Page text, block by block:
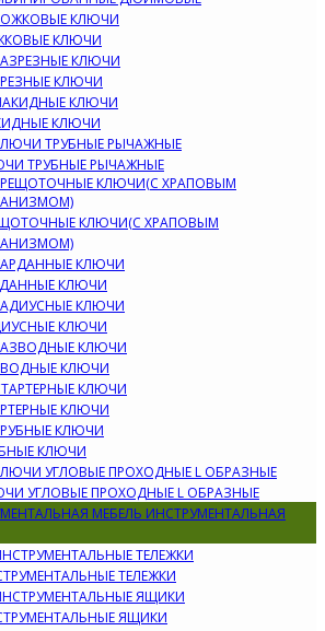
КЛЮЧИ
КЛЮЧИ
КЛЮЧИ
ТРУБНЫЕ РЫЧАЖНЫЕ
КЛЮЧИ(С ХРАПОВЫМ
КЛЮЧИ
КЛЮЧИ
КЛЮЧИ
КЛЮЧИ
КЛЮЧИ
УГЛОВЫЕ ПРОХОДНЫЕ L ОБРАЗНЫЕ
ИНСТРУМЕНТАЛЬНАЯ
ТЕЛЕЖКИ
ЯЩИКИ